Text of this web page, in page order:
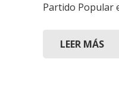
Partido Popular
LEER MÁS